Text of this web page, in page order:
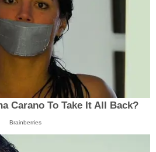
Carano To Take It All Back?
Brainberries